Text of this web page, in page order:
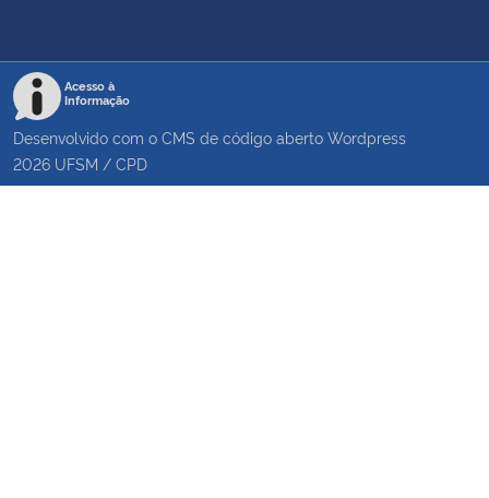
Acesso à
Informação
Desenvolvido com o CMS de código aberto Wordpress
2026 UFSM / CPD